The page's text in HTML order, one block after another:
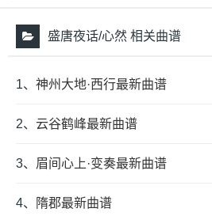
盛唐夜话/心然 相关曲谱
1、 神州大地·西行最新曲谱
2、 云谷鹤峰最新曲谱
3、 眉间心上·变奏最新曲谱
4、 隋郡最新曲谱